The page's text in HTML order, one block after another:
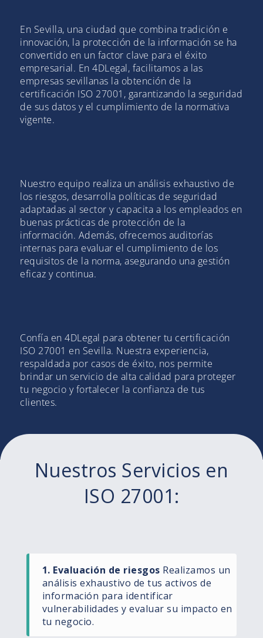
En Sevilla, una ciudad que combina tradición e
innovación, la protección de la información se ha
convertido en un factor clave para el éxito
empresarial. En 4DLegal, facilitamos a las
empresas sevillanas la obtención de la
certificación ISO 27001, garantizando la seguridad
de sus datos y el cumplimiento de la normativa
vigente.
Nuestro equipo realiza un análisis exhaustivo de
los riesgos, desarrolla políticas de seguridad
adaptadas al sector y capacita a los empleados en
buenas prácticas de protección de la
información. Además, ofrecemos auditorías
internas para evaluar el cumplimiento de los
requisitos de la norma, asegurando una gestión
eficaz y continua.
Confía en 4DLegal para obtener tu certificación
ISO 27001 en Sevilla. Nuestra experiencia,
respaldada por casos de éxito, nos permite
brindar un servicio de alta calidad para proteger
tu negocio y fortalecer la confianza de tus
clientes.
Nuestros Servicios en
ISO 27001:
1. Evaluación de riesgos​ Realizamos un
análisis exhaustivo de tus activos de
información para identificar
vulnerabilidades y evaluar su impacto en
tu negocio.​